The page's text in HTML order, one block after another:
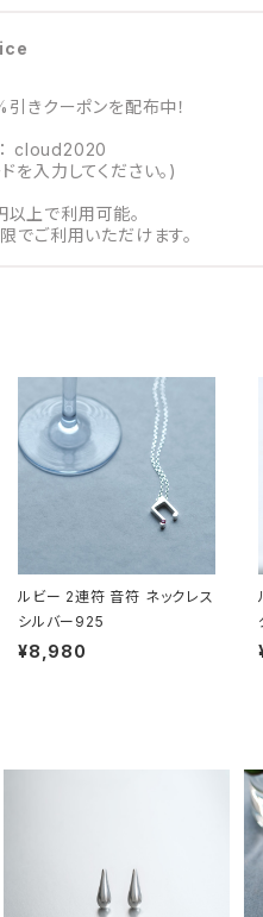
きクーポンを配布中！
cloud2020
を入力してください。)
上で利用可能。
でご利用いただけます。
ルビー 2連符 音符 ネックレス
シルバー925
¥8,980